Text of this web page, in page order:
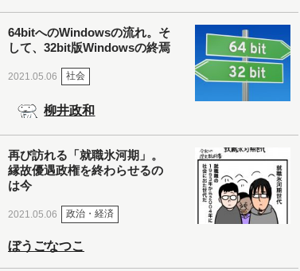
64bitへのWindowsの流れ。そ
して、32bit版Windowsの終焉
2021.05.06 社会
柳井政和
再び訪れる「就職氷河期」。
縁故優遇政権を終わらせるの
は今
2021.05.06 政治・経済
ぼうごなつこ